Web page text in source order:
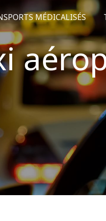
MÉDICALISÉS